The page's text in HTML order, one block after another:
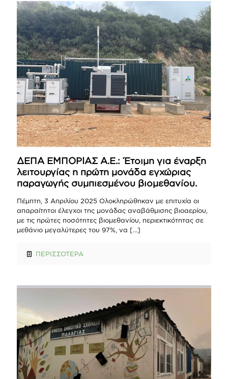
ΔΕΠΑ ΕΜΠΟΡΙΑΣ Α.Ε.: Έτοιμη για έναρξη
λειτουργίας η πρώτη μονάδα εγχώριας
παραγωγής συμπιεσμένου βιομεθανίου.
Πέμπτη, 3 Απριλίου 2025 Ολοκληρώθηκαν με επιτυχία οι
απαραίτητοι έλεγχοι της μονάδας αναβάθμισης βιοαερίου,
με τις πρώτες ποσότητες βιομεθανίου, περιεκτικότητας σε
μεθάνιο μεγαλύτερες του 97%, να […]
ΠΕΡΙΣΣΟΤΕΡΑ